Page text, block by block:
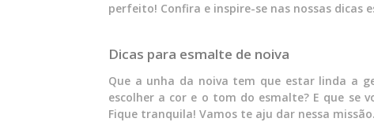
perfeito! Confira e inspire-se nas nossas dicas
Dicas para esmalte de noiva
Que a unha da noiva tem que estar linda a
escolher a cor e o tom do esmalte? E que se
Fique tranquila! Vamos te aju dar nessa missão.